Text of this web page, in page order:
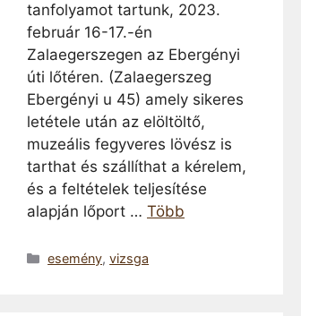
tanfolyamot tartunk, 2023.
február 16-17.-én
Zalaegerszegen az Ebergényi
úti lőtéren. (Zalaegerszeg
Ebergényi u 45) amely sikeres
letétele után az elöltöltő,
muzeális fegyveres lövész is
tarthat és szállíthat a kérelem,
és a feltételek teljesítése
alapján lőport … Több
Kategória
esemény,vizsga